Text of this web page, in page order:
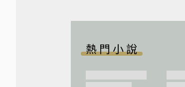
熱門小說